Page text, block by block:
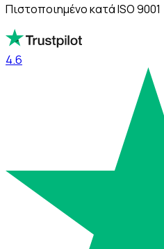
Πιστοποιημένο κατά ISO 9001
4.6